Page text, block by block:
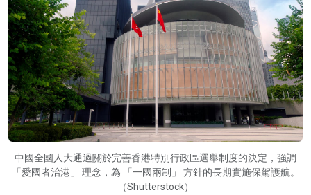
中國全國人大通過關於完善香港特別行政區選舉制度的決定，強調
「愛國者治港」 理念，為 「一國兩制」 方針的長期實施保駕護航。
（Shutterstock）